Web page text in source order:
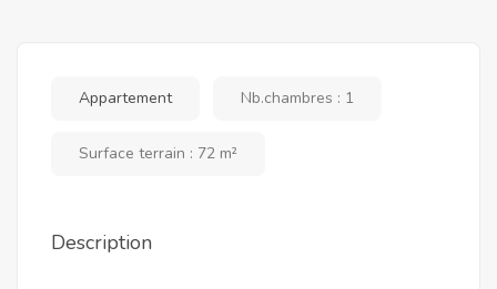
Appartement Nb.chambres : 1
Surface terrain : 72 m²
Description